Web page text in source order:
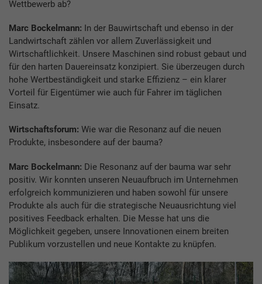
Wettbewerb ab?
Marc Bockelmann: In der Bauwirtschaft und ebenso in der
Landwirtschaft zählen vor allem Zuverlässigkeit und
Wirtschaftlichkeit. Unsere Maschinen sind robust gebaut und
für den harten Dauereinsatz konzipiert. Sie überzeugen durch
hohe Wertbeständigkeit und starke Effizienz – ein klarer
Vorteil für Eigentümer wie auch für Fahrer im täglichen
Einsatz.
Wirtschaftsforum: Wie war die Resonanz auf die neuen
Produkte, insbesondere auf der bauma?
Marc Bockelmann: Die Resonanz auf der bauma war sehr
positiv. Wir konnten unseren Neuaufbruch im Unternehmen
erfolgreich kommunizieren und haben sowohl für unsere
Produkte als auch für die strategische Neuausrichtung viel
positives Feedback erhalten. Die Messe hat uns die
Möglichkeit gegeben, unsere Innovationen einem breiten
Publikum vorzustellen und neue Kontakte zu knüpfen.